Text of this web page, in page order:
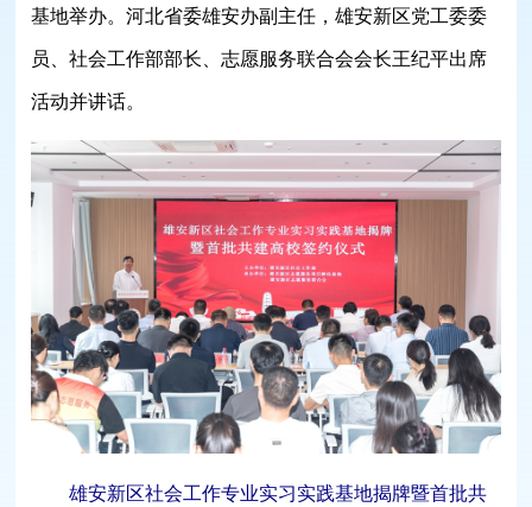
基地举办。河北省委雄安办副主任，雄安新区党工委委
员、社会工作部部长、志愿服务联合会会长王纪平出席
活动并讲话。
雄安新区社会工作专业实习实践基地揭牌暨首批共